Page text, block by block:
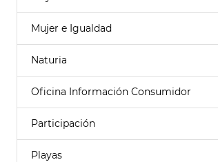
Mujer e Igualdad
Naturia
Oficina Información Consumidor
Participación
Playas